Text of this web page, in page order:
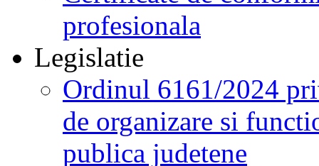
profesionala
Legislatie
Ordinul 6161/2024
de organizare si
publica judetene